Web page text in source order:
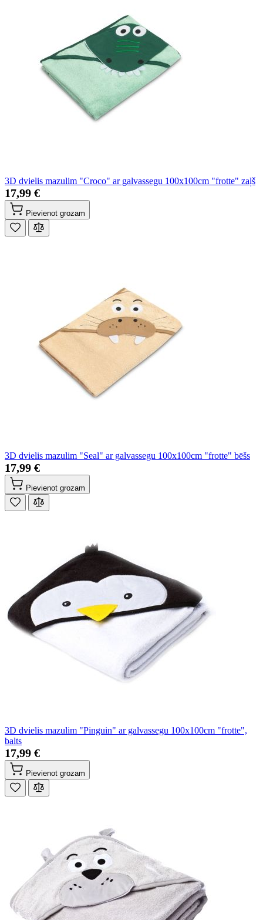
3D dvielis mazulim "Croco" ar galvassegu 100x100cm "frotte" zaļš
17,99 €
Pievienot grozam
3D dvielis mazulim "Seal" ar galvassegu 100x100cm "frotte" bēšs
17,99 €
Pievienot grozam
3D dvielis mazulim "Pinguin" ar galvassegu 100x100cm "frotte",
balts
17,99 €
Pievienot grozam